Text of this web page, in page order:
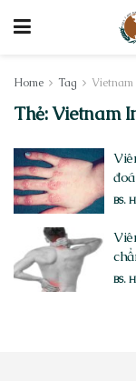
Home Tag
Thẻ:Vietnam
BS.
BS.